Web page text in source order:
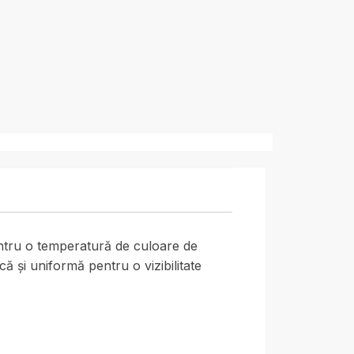
o temperatură de culoare de
și uniformă pentru o vizibilitate